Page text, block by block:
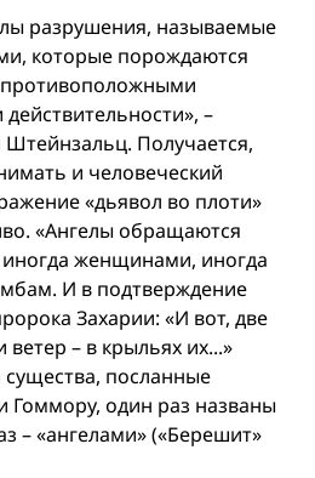
разрушения, называемые
которые порождаются
противоположными
–
Получается,
и человеческий
«дьявол во плоти»
«Ангелы обращаются
женщинами, иногда
И в подтверждение
Захарии: «И вот, две
– в крыльях их...»
посланные
Гоммору, один раз названы
– «ангелами» («Берешит»